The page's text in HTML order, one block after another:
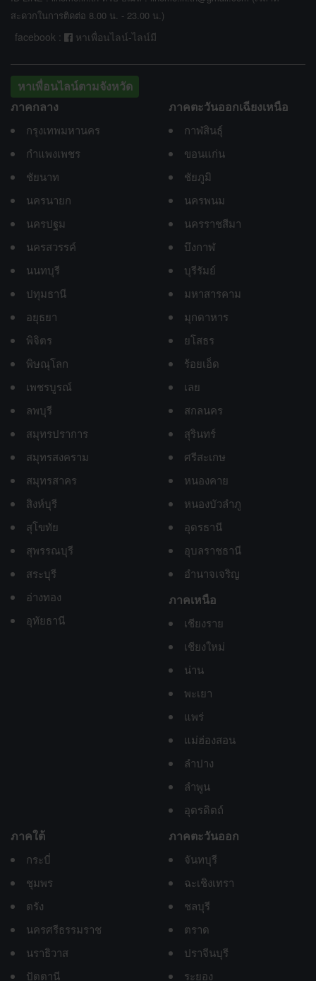
สะดวกในการติดต่อ 8.00 น. - 23.00 น.)
facebook : หาเพื่อนไลน์-ไลน์มี
หาเพื่อนไลน์ตามจังหวัด
ภาคกลาง
กรุงเทพมหานคร
กำแพงเพชร
ชัยนาท
นครนายก
นครปฐม
นครสวรรค์
นนทบุรี
ปทุมธานี
อยุธยา
พิจิตร
พิษณุโลก
เพชรบูรณ์
ลพบุรี
สมุทรปราการ
สมุทรสงคราม
สมุทรสาคร
สิงห์บุรี
สุโขทัย
สุพรรณบุรี
สระบุรี
อ่างทอง
อุทัยธานี
ภาคตะวันออกเฉียงเหนือ
กาฬสินธุ์
ขอนแก่น
ชัยภูมิ
นครพนม
นครราชสีมา
บึงกาฬ
บุรีรัมย์
มหาสารคาม
มุกดาหาร
ยโสธร
ร้อยเอ็ด
เลย
สกลนคร
สุรินทร์
ศรีสะเกษ
หนองคาย
หนองบัวลำภู
อุดรธานี
อุบลราชธานี
อำนาจเจริญ
ภาคเหนือ
เชียงราย
เชียงใหม่
น่าน
พะเยา
แพร่
แม่ฮ่องสอน
ลำปาง
ลำพูน
อุตรดิตถ์
ภาคใต้
กระบี่
ชุมพร
ตรัง
นครศรีธรรมราช
นราธิวาส
ปัตตานี
ภาคตะวันออก
จันทบุรี
ฉะเชิงเทรา
ชลบุรี
ตราด
ปราจีนบุรี
ระยอง